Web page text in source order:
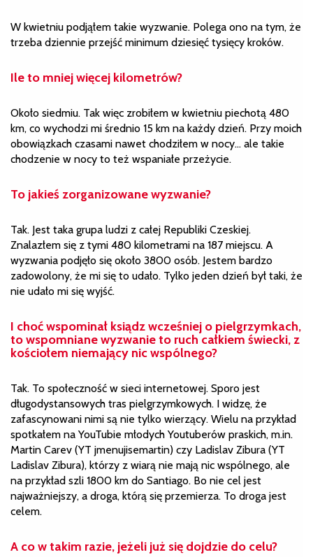
W kwietniu podjąłem takie wyzwanie. Polega ono na tym, że
trzeba dziennie przejść minimum dziesięć tysięcy kroków.
Ile to mniej więcej kilometrów?
Około siedmiu. Tak więc zrobiłem w kwietniu piechotą 480
km, co wychodzi mi średnio 15 km na każdy dzień. Przy moich
obowiązkach czasami nawet chodziłem w nocy… ale takie
chodzenie w nocy to też wspaniałe przeżycie.
To jakieś zorganizowane wyzwanie?
Tak. Jest taka grupa ludzi z całej Republiki Czeskiej.
Znalazłem się z tymi 480 kilometrami na 187 miejscu. A
wyzwania podjęło się około 3800 osób. Jestem bardzo
zadowolony, że mi się to udało. Tylko jeden dzień był taki, że
nie udało mi się wyjść.
I choć wspominał ksiądz wcześniej o pielgrzymkach,
to wspomniane wyzwanie to ruch całkiem świecki, z
kościołem niemający nic wspólnego?
Tak. To społeczność w sieci internetowej. Sporo jest
długodystansowych tras pielgrzymkowych. I widzę, że
zafascynowani nimi są nie tylko wierzący. Wielu na przykład
spotkałem na YouTubie młodych Youtuberów praskich, m.in.
Martin Carev (YT jmenujisemartin) czy Ladislav Zibura (YT
Ladislav Zibura), którzy z wiarą nie mają nic wspólnego, ale
na przykład szli 1800 km do Santiago. Bo nie cel jest
najważniejszy, a droga, którą się przemierza. To droga jest
celem.
A co w takim razie, jeżeli już się dojdzie do celu?